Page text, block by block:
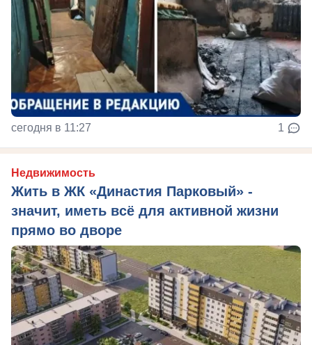
сегодня в 11:27 1
Недвижимость
Жить в ЖК «Династия Парковый» -
значит, иметь всё для активной жизни
прямо во дворе